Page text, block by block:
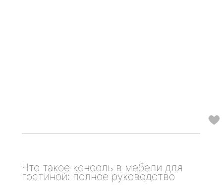
Что такое консоль в мебели для
гостиной: полное руководство